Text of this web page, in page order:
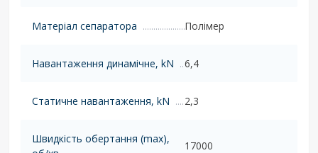
Матеріал сепаратора Полімер
Навантаження динамічне, kN 6,4
Статичне навантаження, kN 2,3
Швидкість обертання (max),
17000